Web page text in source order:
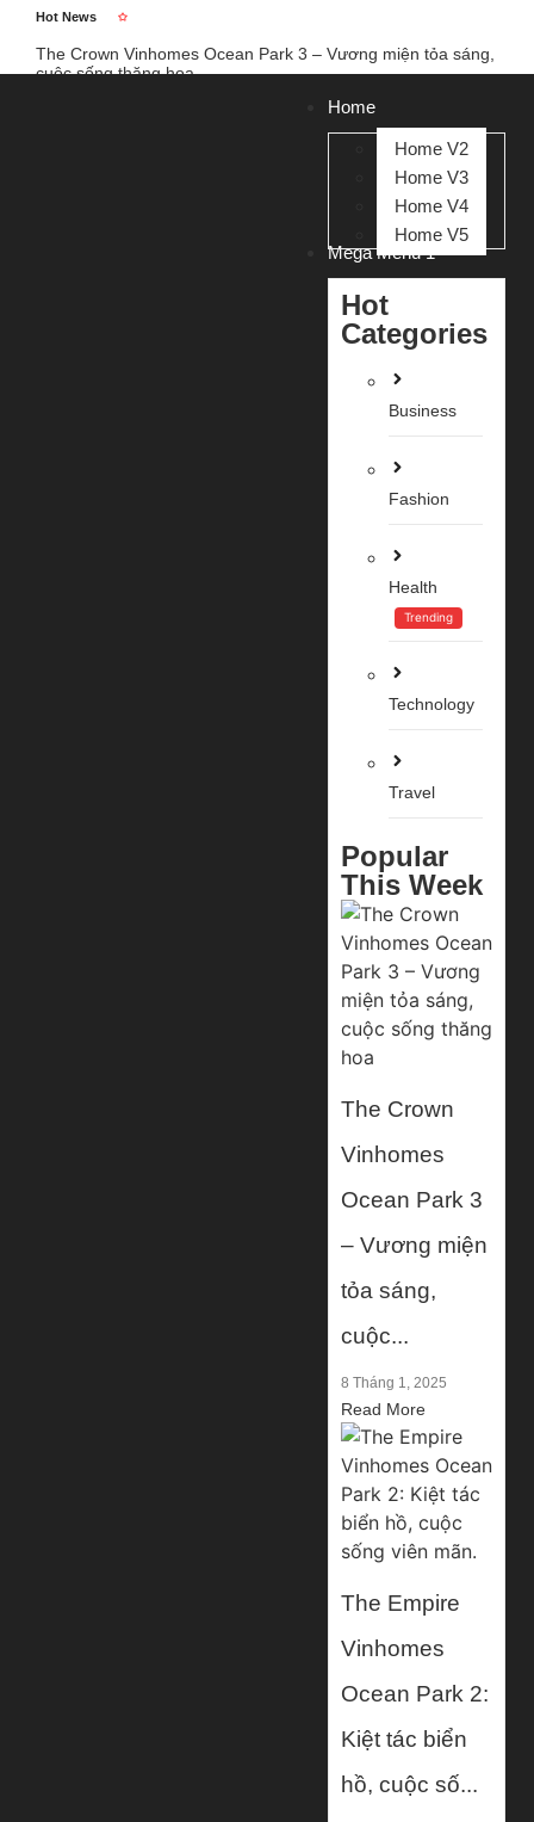
Hot News
The Crown Vinhomes Ocean Park 3 – Vương miện tỏa sáng,
cuộc sống thăng hoa
Home
Home V2
Home V3
Home V4
Home V5
Mega Menu 1
Hot
Categories
Business
Fashion
Health
Trending
Technology
Travel
Popular
This Week
The Crown
Vinhomes
Ocean Park 3
– Vương miện
tỏa sáng,
cuộc...
8 Tháng 1, 2025
Read More
The Empire
Vinhomes
Ocean Park 2:
Kiệt tác biển
hồ, cuộc số...